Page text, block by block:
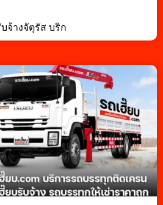
จ้างจัตุรัส บริก